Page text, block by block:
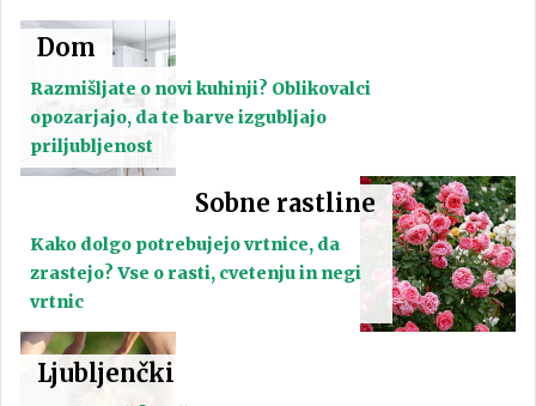
Dom
Razmišljate o novi kuhinji? Oblikovalci
opozarjajo, da te barve izgubljajo
priljubljenost
Sobne rastline
Kako dolgo potrebujejo vrtnice, da
zrastejo? Vse o rasti, cvetenju in negi
vrtnic
Ljubljenčki